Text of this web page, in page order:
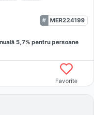
MER224199
5,7% pentru persoane
Favorite